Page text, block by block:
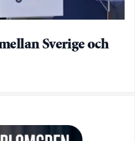
Sverige och